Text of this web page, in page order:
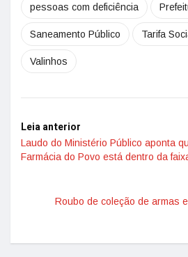
pessoas com deficiência
Saneamento Público Tarifa
Valinhos
Leia anterior
Laudo do Ministério Público aponta
Farmácia do Povo está dentro da
Roubo de coleção de armas